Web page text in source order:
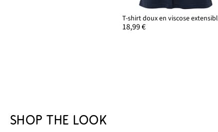
T-shirt doux en viscose
18,99 €
SHOP THE LOOK